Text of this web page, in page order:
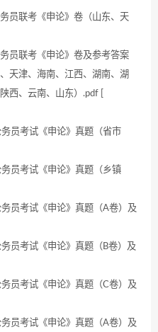
联考《申论》卷（山东、天
联考《申论》卷及参考答案
天津、海南、江西、湖南、湖
西、云南、山东）.pdf [
考试《申论》真题（省市
考试《申论》真题（乡镇
考试《申论》真题（A卷）及
考试《申论》真题（B卷）及
考试《申论》真题（C卷）及
考试《申论》真题（A卷）及